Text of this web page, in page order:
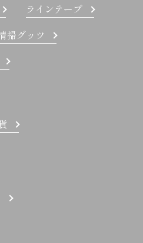
ラインテープ
掃グッツ